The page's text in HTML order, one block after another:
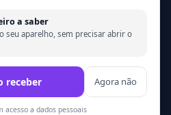
a saber
seu aparelho, sem precisar abrir o
receber Agora não
acesso a dados pessoais